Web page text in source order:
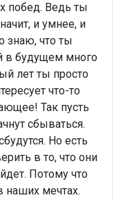
побед. Ведь ты
и умнее, и
знаю, что ты
в будущем много
лет ты просто
что-то
Так пусть
сбываться.
Но есть
в то, что они
Потому что
наших мечтах.